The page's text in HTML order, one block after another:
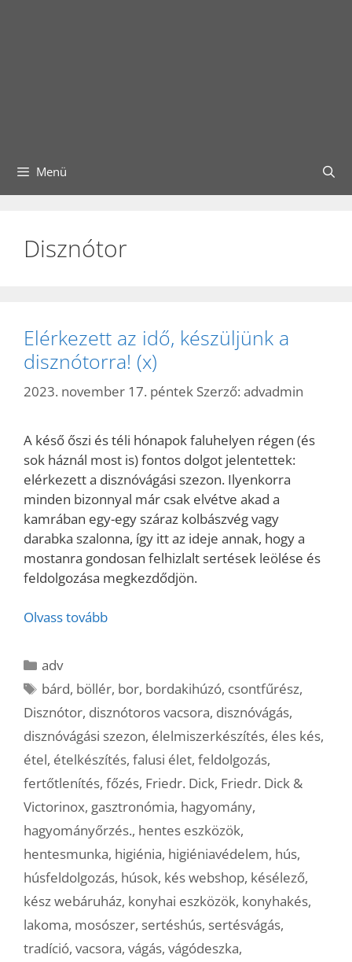
Menü
Disznótor
Elérkezett az idő, készüljünk a
disznótorra! (x)
2023. november 17. péntek Szerző: advadmin
A késő őszi és téli hónapok faluhelyen régen (és
sok háznál most is) fontos dolgot jelentettek:
elérkezett a disznóvágási szezon. Ilyenkorra
minden bizonnyal már csak elvétve akad a
kamrában egy-egy száraz kolbászvég vagy
darabka szalonna, így itt az ideje annak, hogy a
mostanra gondosan felhizlalt sertések leölése és
feldolgozása megkezdődjön.
Olvass tovább
Kategória
adv
Címkék
bárd, böllér, bor, bordakihúzó, csontfűrész,
Disznótor, disznótoros vacsora, disznóvágás,
disznóvágási szezon, élelmiszerkészítés, éles kés,
étel, ételkészítés, falusi élet, feldolgozás,
fertőtlenítés, főzés, Friedr. Dick, Friedr. Dick &
Victorinox, gasztronómia, hagyomány,
hagyományőrzés., hentes eszközök,
hentesmunka, higiénia, higiéniavédelem, hús,
húsfeldolgozás, húsok, kés webshop, késélező,
kész webáruház, konyhai eszközök, konyhakés,
lakoma, mosószer, sertéshús, sertésvágás,
tradíció, vacsora, vágás, vágódeszka,